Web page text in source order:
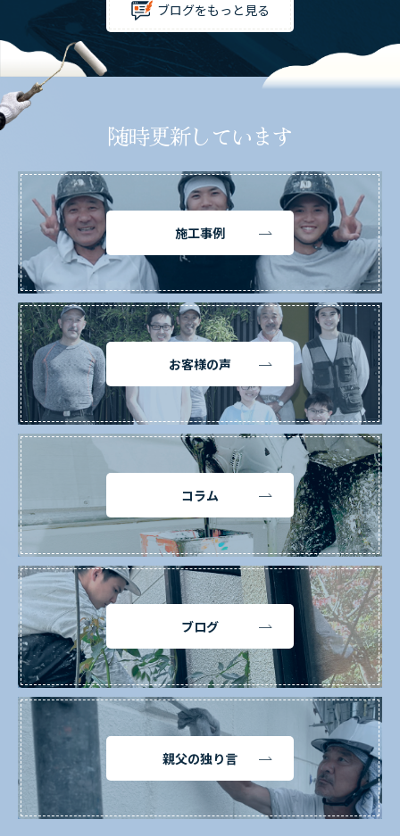
ブログをもっと見る
随時更新しています
施工事例
お客様の声
コラム
ブログ
親父の独り言